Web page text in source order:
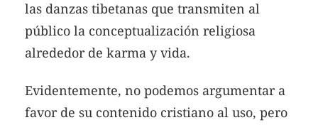
las danzas tibetanas que transmiten al
público la conceptualización religiosa
alrededor de karma y vida.
Evidentemente, no podemos argumentar a
favor de su contenido cristiano al uso, pero